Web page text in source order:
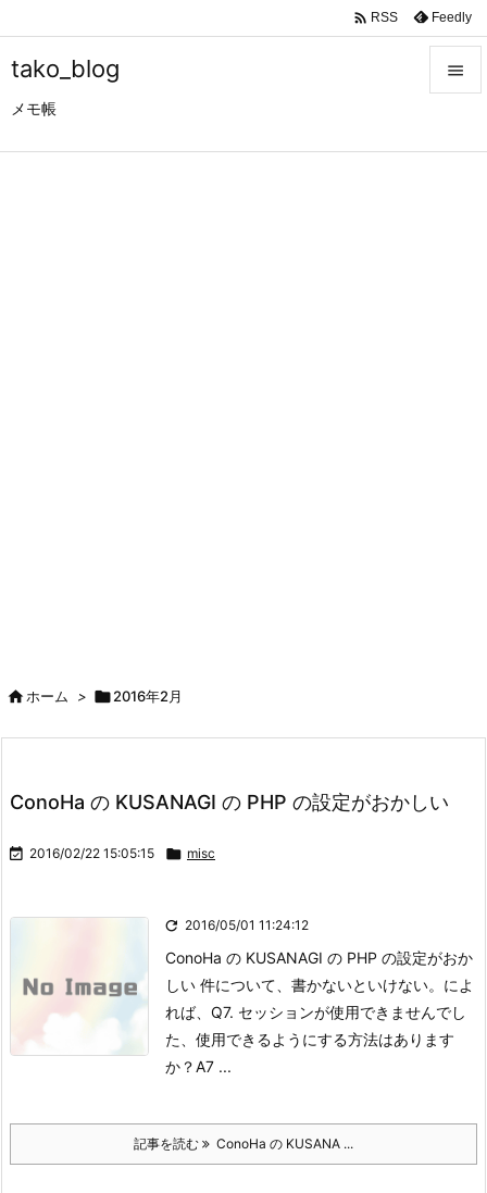
tako_blog
メモ帳

 RSS Feedly
ホーム > 2016年2月
ConoHa の KUSANAGI の PHP の設定がおかしい
 2016/02/22 15:05:15  misc
 2016/05/01 11:24:12
ConoHa の KUSANAGI の PHP の設定がおか
しい 件について、書かないといけない。 によ
れば、 Q7. セッションが使用できませんでし
た、使用できるようにする方法はあります
か？A7 ...
記事を読む ConoHa の KUSANA ...